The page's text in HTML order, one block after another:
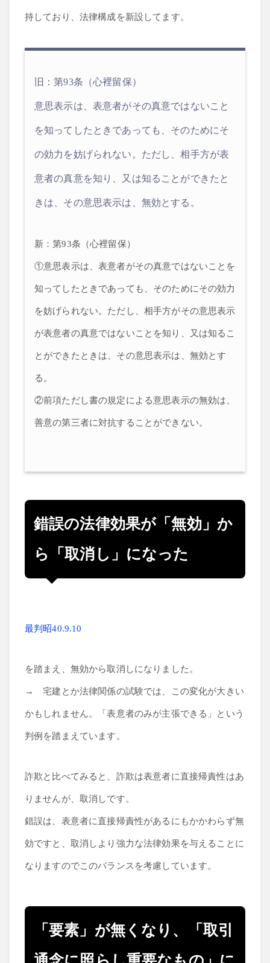
持しており、法律構成を新設してます。
旧：第93条（心裡留保）
意思表示は、表意者がその真意ではないこと
を知ってしたときであっても、そのためにそ
の効力を妨げられない。ただし、相手方が表
意者の真意を知り、又は知ることができたと
きは、その意思表示は、無効とする。
新：第93条（心裡留保）
①意思表示は、表意者がその真意ではないことを
知ってしたときであっても、そのためにその効力
を妨げられない。ただし、相手方がその意思表示
が表意者の真意ではないことを知り、又は知るこ
とができたときは、その意思表示は、無効とす
る。
②前項ただし書の規定による意思表示の無効は、
善意の第三者に対抗することができない。
錯誤の法律効果が「無効」か
ら「取消し」になった
最判昭40.9.10
を踏まえ、無効から取消しになりました。
→ 宅建とか法律関係の試験では、この変化が大きい
かもしれません。「表意者のみが主張できる」という
判例を踏まえています。
詐欺と比べてみると、詐欺は表意者に直接帰責性はあ
りませんが、取消しです。
錯誤は、表意者に直接帰責性があるにもかかわらず無
効ですと、取消しより強力な法律効果を与えることに
なりますのでこのバランスを考慮しています。
「要素」が無くなり、「取引